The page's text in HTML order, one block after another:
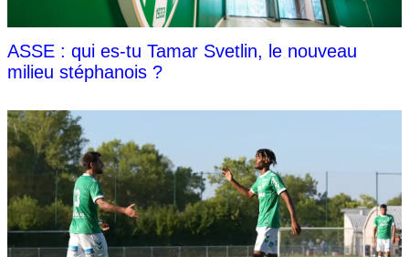
ASSE : qui es-tu Tamar Svetlin, le nouveau
milieu stéphanois ?